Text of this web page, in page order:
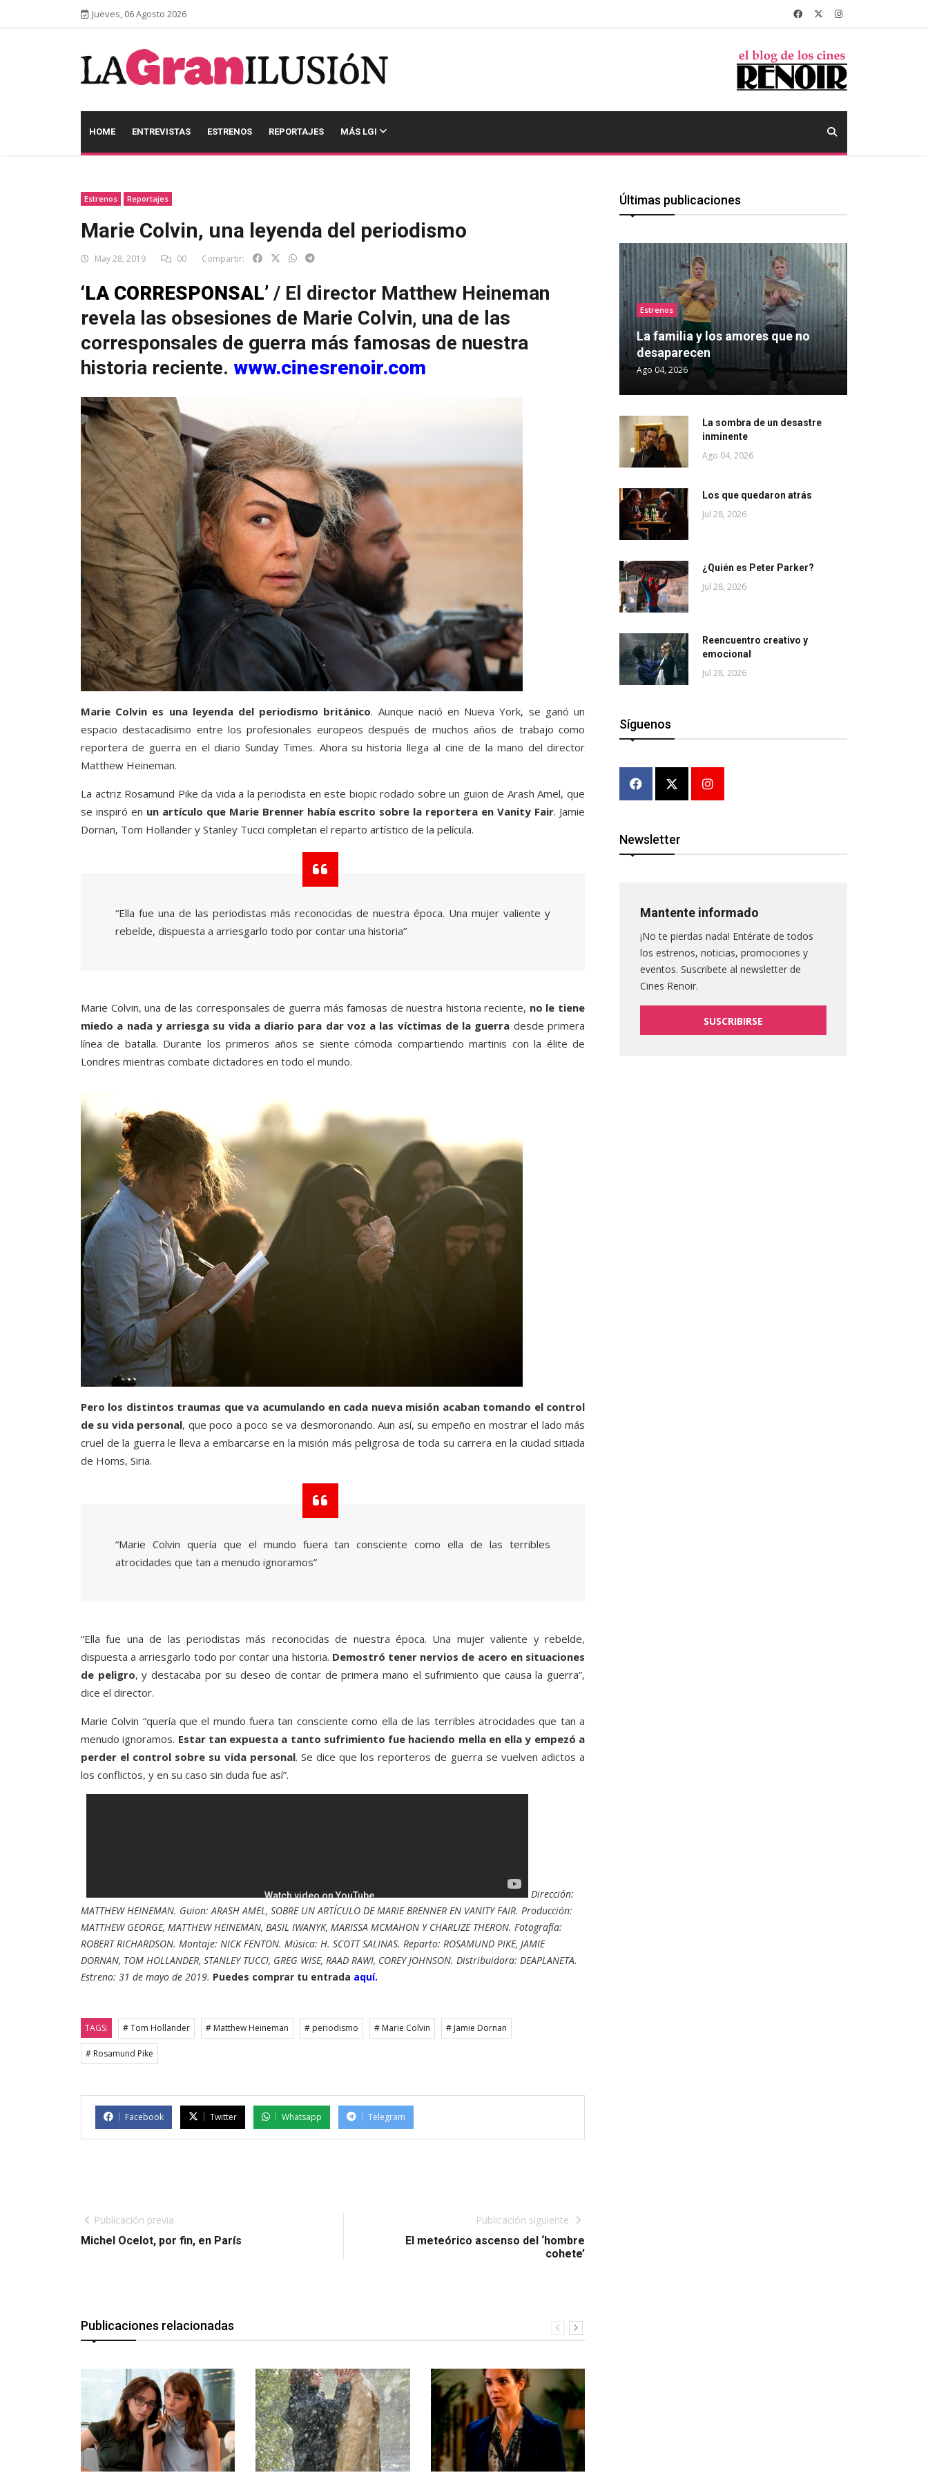
Jueves, 06 Agosto 2026
HOME ENTREVISTAS ESTRENOS REPORTAJES MÁS LGI
Estrenos Reportajes
Marie Colvin, una leyenda del periodismo
May 28, 2019 00 Compartir:
‘LA CORRESPONSAL’ / El director Matthew Heineman
revela las obsesiones de Marie Colvin, una de las
corresponsales de guerra más famosas de nuestra
historia reciente. www.cinesrenoir.com
Marie Colvin es una leyenda del periodismo británico. Aunque nació en Nueva York, se ganó un
espacio destacadísimo entre los profesionales europeos después de muchos años de trabajo como
reportera de guerra en el diario Sunday Times. Ahora su historia llega al cine de la mano del director
Matthew Heineman.
La actriz Rosamund Pike da vida a la periodista en este biopic rodado sobre un guion de Arash Amel, que
se inspiró en un artículo que Marie Brenner había escrito sobre la reportera en Vanity Fair. Jamie
Dornan, Tom Hollander y Stanley Tucci completan el reparto artístico de la película.
“Ella fue una de las periodistas más reconocidas de nuestra época. Una mujer valiente y
rebelde, dispuesta a arriesgarlo todo por contar una historia”
Marie Colvin, una de las corresponsales de guerra más famosas de nuestra historia reciente, no le tiene
miedo a nada y arriesga su vida a diario para dar voz a las víctimas de la guerra desde primera
línea de batalla. Durante los primeros años se siente cómoda compartiendo martinis con la élite de
Londres mientras combate dictadores en todo el mundo.
Pero los distintos traumas que va acumulando en cada nueva misión acaban tomando el control
de su vida personal, que poco a poco se va desmoronando. Aun así, su empeño en mostrar el lado más
cruel de la guerra le lleva a embarcarse en la misión más peligrosa de toda su carrera en la ciudad sitiada
de Homs, Siria.
“Marie Colvin quería que el mundo fuera tan consciente como ella de las terribles
atrocidades que tan a menudo ignoramos”
“Ella fue una de las periodistas más reconocidas de nuestra época. Una mujer valiente y rebelde,
dispuesta a arriesgarlo todo por contar una historia. Demostró tener nervios de acero en situaciones
de peligro, y destacaba por su deseo de contar de primera mano el sufrimiento que causa la guerra”,
dice el director.
Marie Colvin “quería que el mundo fuera tan consciente como ella de las terribles atrocidades que tan a
menudo ignoramos. Estar tan expuesta a tanto sufrimiento fue haciendo mella en ella y empezó a
perder el control sobre su vida personal. Se dice que los reporteros de guerra se vuelven adictos a
los conflictos, y en su caso sin duda fue así”.
Dirección:
MATTHEW HEINEMAN. Guion: ARASH AMEL, SOBRE UN ARTÍCULO DE MARIE BRENNER EN VANITY FAIR. Producción:
MATTHEW GEORGE, MATTHEW HEINEMAN, BASIL IWANYK, MARISSA MCMAHON Y CHARLIZE THERON. Fotografía:
ROBERT RICHARDSON. Montaje: NICK FENTON. Música: H. SCOTT SALINAS. Reparto: ROSAMUND PIKE, JAMIE
DORNAN, TOM HOLLANDER, STANLEY TUCCI, GREG WISE, RAAD RAWI, COREY JOHNSON. Distribuidora: DEAPLANETA.
Estreno: 31 de mayo de 2019. Puedes comprar tu entrada aquí.
TAGS: # Tom Hollander # Matthew Heineman # periodismo # Marie Colvin # Jamie Dornan
# Rosamund Pike
Facebook Twitter Whatsapp Telegram
Publicación previa
Michel Ocelot, por fin, en París
Publicación siguiente
El meteórico ascenso del ‘hombre
cohete’
Publicaciones relacionadas
Últimas publicaciones
Estrenos
La familia y los amores que no
desaparecen
Ago 04, 2026
La sombra de un desastre
inminente
Ago 04, 2026
Los que quedaron atrás
Jul 28, 2026
¿Quién es Peter Parker?
Jul 28, 2026
Reencuentro creativo y
emocional
Jul 28, 2026
Síguenos
Newsletter
Mantente informado
¡No te pierdas nada! Entérate de todos
los estrenos, noticias, promociones y
eventos. Suscribete al newsletter de
Cines Renoir.
SUSCRIBIRSE